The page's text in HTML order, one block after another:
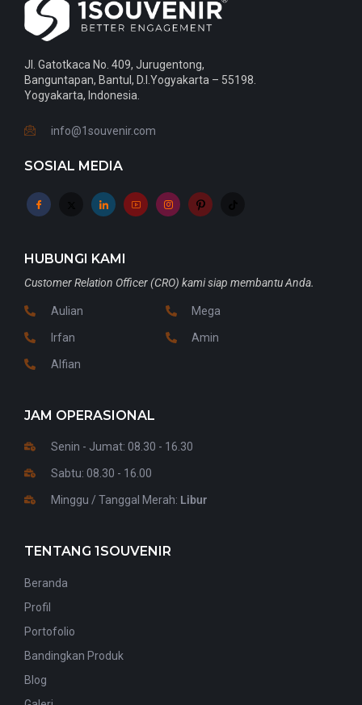
Jl. Gatotkaca No. 409, Jurugentong,
Banguntapan, Bantul, D.I.Yogyakarta – 55198.
Yogyakarta, Indonesia.
info@1souvenir.com
SOSIAL MEDIA
HUBUNGI KAMI
Customer Relation Officer (CRO) kami siap membantu Anda.
Aulian
Irfan
Alfian
Mega
Amin
JAM OPERASIONAL
Senin - Jumat: 08.30 - 16.30
Sabtu: 08.30 - 16.00
Minggu / Tanggal Merah: Libur
TENTANG 1SOUVENIR
Beranda
Profil
Portofolio
Bandingkan Produk
Blog